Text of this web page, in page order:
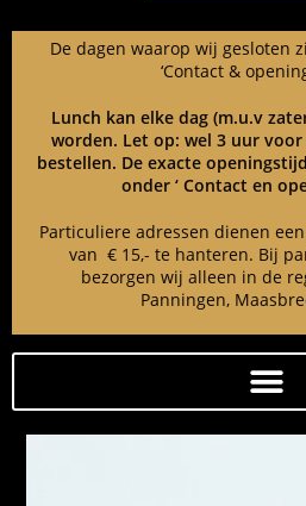
De dagen waarop wij gesloten
‘Contact &
Lunch kan elke dag (m.u.v
worden. Let op: wel 3 uur
bestellen. De exacte
onder ‘ Contact en
Particuliere adressen dienen
van € 15,- te hanteren. Bij
bezorgen wij alleen in de
Panningen,